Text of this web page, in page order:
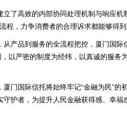
了高效的内部协同处理机制与响应
程，力争消费者的合理诉求都能够得到
从产品到服务的全流程把控，厦门国
以严密的制度为经纬，以真诚的服
门国际信托将始终牢记“金融为民”的
护者，为提升人民金融获得感、幸福